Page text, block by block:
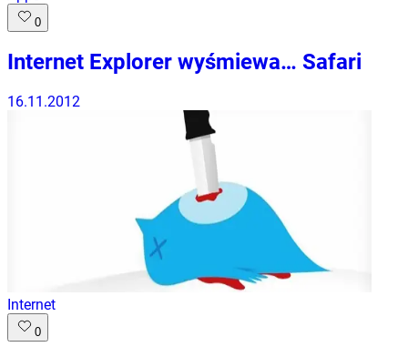
0
Internet Explorer wyśmiewa… Safari
16.11.2012
Internet
0